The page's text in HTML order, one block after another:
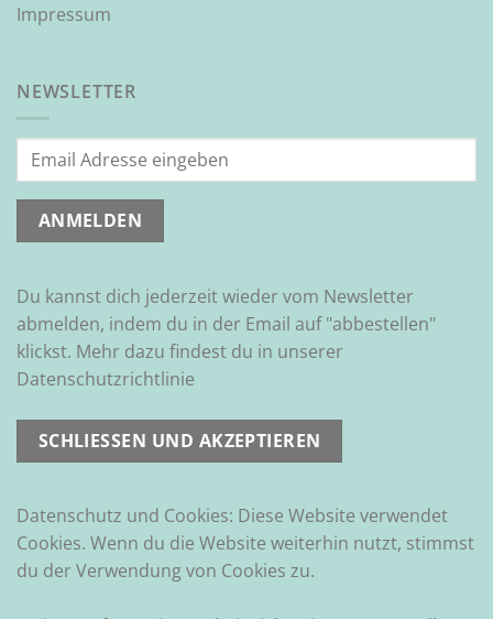
Impressum
NEWSLETTER
Du kannst dich jederzeit wieder vom Newsletter
abmelden, indem du in der Email auf "abbestellen"
klickst. Mehr dazu findest du in unserer
Datenschutzrichtlinie
Datenschutz und Cookies: Diese Website verwendet
Cookies. Wenn du die Website weiterhin nutzt, stimmst
du der Verwendung von Cookies zu.